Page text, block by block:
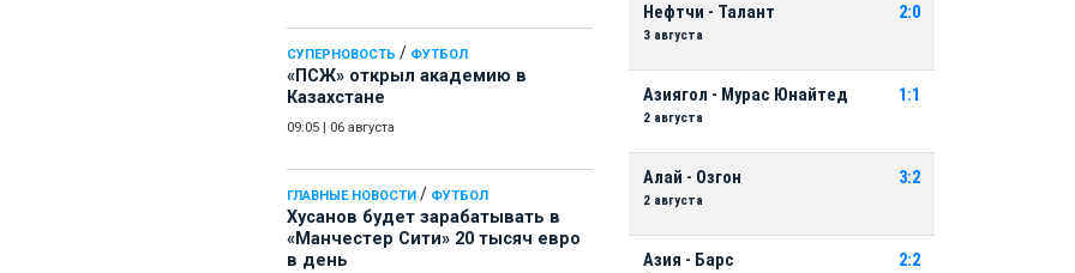
СУПЕРНОВОСТЬ / ФУТБОЛ
«ПСЖ» открыл академию в
Казахстане
09:05 06 августа
ГЛАВНЫЕ НОВОСТИ / ФУТБОЛ
Хусанов будет зарабатывать в
«Манчестер Сити» 20 тысяч евро
в день
Нефтчи - Талант
3 августа
2:0
Азиягол - Мурас Юнайтед
2 августа
1:1
Алай - Озгон
2 августа
3:2
Азия - Барс 2:2